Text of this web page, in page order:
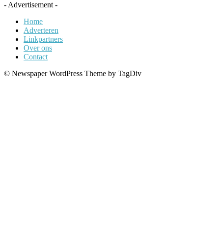
- Advertisement -
Home
Adverteren
Linkpartners
Over ons
Contact
© Newspaper WordPress Theme by TagDiv